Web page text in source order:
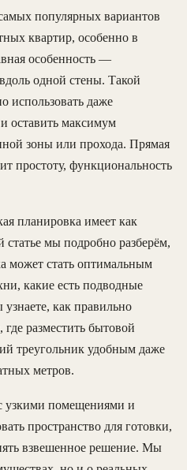
популярных вариантов
квартир, особенно в
особенность —
одной стены. Такой
использовать даже
оставить максимум
зоны или прохода. Прямая
простоту, функциональность
планировка имеет как
мы подробно разберём,
может стать оптимальным
какие есть подводные
как правильно
разместить бытовой
треугольник удобным даже
метров.
узкими помещениями и
пространство для готовки,
взвешенное решение. Мы